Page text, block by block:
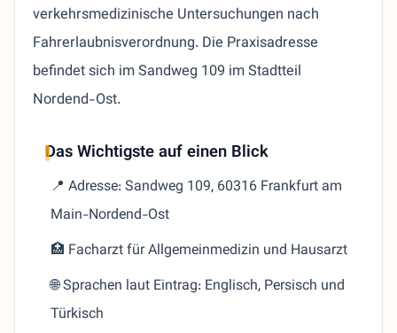
verkehrsmedizinische Untersuchungen nach
Fahrerlaubnisverordnung. Die Praxisadresse
befindet sich im Sandweg 109 im Stadtteil
Nordend-Ost.
Das Wichtigste auf einen Blick
📍 Adresse: Sandweg 109, 60316 Frankfurt am
Main-Nordend-Ost
🏥 Facharzt für Allgemeinmedizin und Hausarzt
🌐 Sprachen laut Eintrag: Englisch, Persisch und
Türkisch